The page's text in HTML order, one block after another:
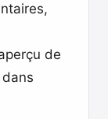
de